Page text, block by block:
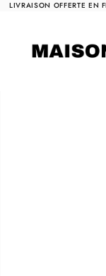
LIVRAISON OFFERTE EN